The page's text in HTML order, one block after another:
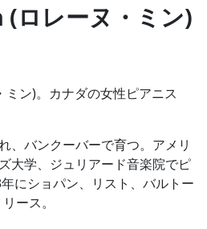
ロレーヌ・ミン)
ン)。カナダの女性ピアニス
、バンクーバーで育つ。アメリ
大学、ジュリアード音楽院でピ
にショパン、リスト、バルトー
ース。